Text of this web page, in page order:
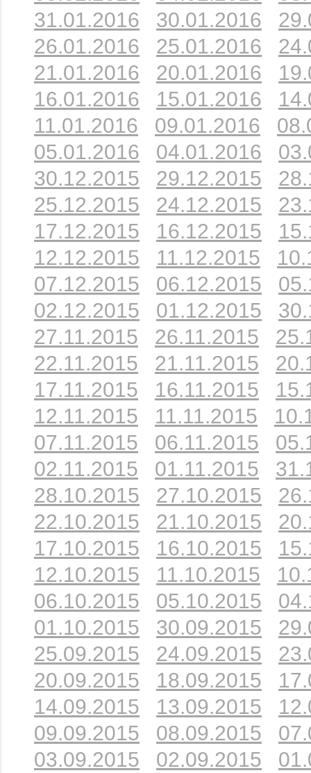
31.01.2016
30.01.2016
26.01.2016
25.01.2016
21.01.2016
20.01.2016
16.01.2016
15.01.2016
11.01.2016
09.01.2016
05.01.2016
04.01.2016
30.12.2015
29.12.2015
25.12.2015
24.12.2015
17.12.2015
16.12.2015
12.12.2015
11.12.2015
07.12.2015
06.12.2015
02.12.2015
01.12.2015
27.11.2015
26.11.2015
22.11.2015
21.11.2015
17.11.2015
16.11.2015
12.11.2015
11.11.2015
07.11.2015
06.11.2015
02.11.2015
01.11.2015
28.10.2015
27.10.2015
22.10.2015
21.10.2015
17.10.2015
16.10.2015
12.10.2015
11.10.2015
06.10.2015
05.10.2015
01.10.2015
30.09.2015
25.09.2015
24.09.2015
20.09.2015
18.09.2015
14.09.2015
13.09.2015
09.09.2015
08.09.2015
03.09.2015
02.09.2015